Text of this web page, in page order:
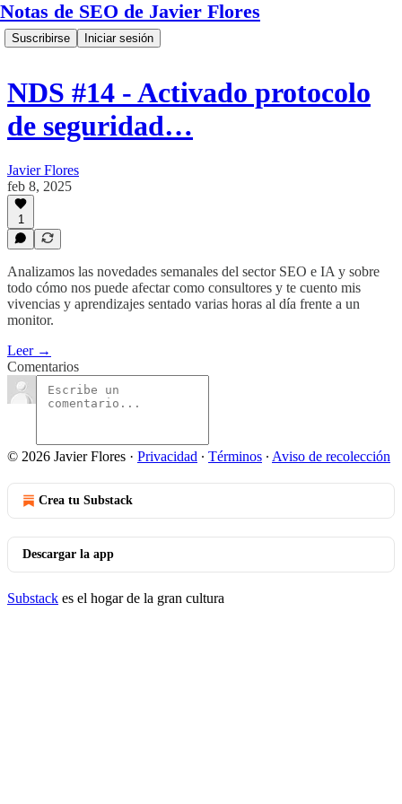
Notas de SEO de Javier Flores
Suscribirse Iniciar sesión
NDS #14 - Activado protocolo
de seguridad…
Javier Flores
feb 8, 2025
1
Analizamos las novedades semanales del sector SEO e IA y sobre
todo cómo nos puede afectar como consultores y te cuento mis
vivencias y aprendizajes sentado varias horas al día frente a un
monitor.
Leer →
Comentarios
© 2026 Javier Flores · Privacidad ∙ Términos ∙ Aviso de recolección
Crea tu Substack
Descargar la app
Substack es el hogar de la gran cultura